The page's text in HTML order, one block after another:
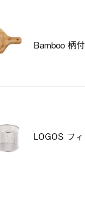
Bamboo 柄
LOGOS フ